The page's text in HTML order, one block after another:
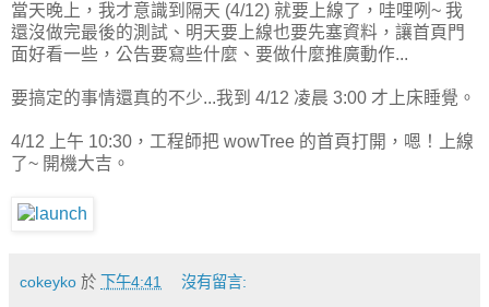
當天晚上，我才意識到隔天 (4/12) 就要上線了，哇哩咧~ 我
還沒做完最後的測試、明天要上線也要先塞資料，讓首頁門
面好看一些，公告要寫些什麼、要做什麼推廣動作...
要搞定的事情還真的不少...我到 4/12 凌晨 3:00 才上床睡覺。
4/12 上午 10:30，工程師把 wowTree 的首頁打開，嗯！上線
了~ 開機大吉。
cokeyko 於 下午4:41 沒有留言: